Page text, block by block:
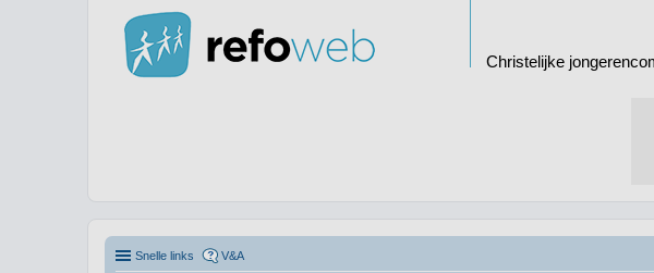
Christelijke
Snelle links V&A